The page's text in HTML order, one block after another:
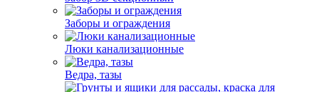
Заборы и ограждения
Люки канализационные
Ведра, тазы